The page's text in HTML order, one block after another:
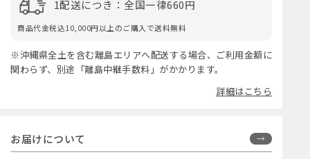
1配送につき：全国一律660円
商品代金税込10,000円以上のご購入で送料無料
※沖縄県全土を含む離島エリアへ配送する場合、ご利用金額に
関わらず、別途「離島中継手数料」がかかります。
詳細はこちら
お届けについて